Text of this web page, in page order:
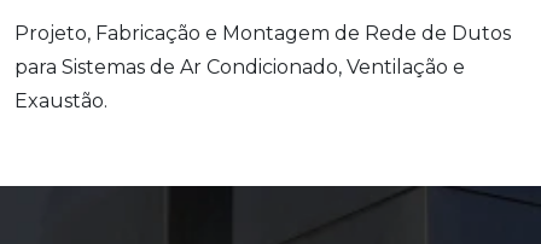
Projeto, Fabricação e Montagem de Rede de Dutos
para Sistemas de Ar Condicionado, Ventilação e
Exaustão.